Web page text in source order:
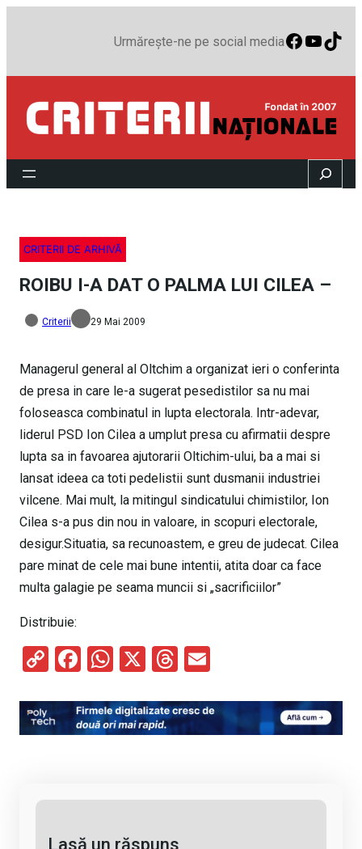
Urmărește-ne pe social media
Search
CRITERII DE ARHIVĂ
ROIBU I-A DAT O PALMA LUI CILEA –
Criterii 29 Mai 2009
Managerul general al Oltchim a organizat ieri o conferinta
de presa in care le-a sugerat pesedistilor sa nu mai
foloseasca combinatul in lupta electorala. Intr-adevar,
liderul PSD Ion Cilea a umplut presa cu afirmatii despre
lupta sa in favoarea ajutorarii Oltichim-ului, ba a mai si
lansat ideea ca toti pedelistii sunt dusmanii industriei
vilcene. Mai mult, la mitingul sindicatului chimistilor, Ion
Cilea s-a pus din nou in valoare, in scopuri electorale,
desigur.Situatia, sa recunoastem, e greu de judecat. Cilea
pare minat de cele mai bune intentii, atita doar ca face
multa galagie pe seama muncii si „sacrificiilor”
Distribuie:
C
py
Li
F
ce
b
W
at
s
X
T
e
a
ail
Lasă un răspuns